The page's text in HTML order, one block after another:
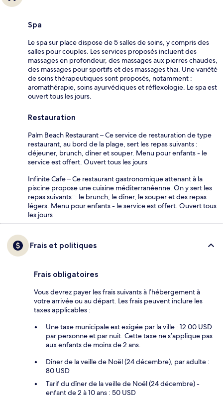
Spa
Le spa sur place dispose de 5 salles de soins, y compris des
salles pour couples. Les services proposés incluent des
massages en profondeur, des massages aux pierres chaudes,
des massages pour sportifs et des massages thaï. Une variété
de soins thérapeutiques sont proposés, notamment :
aromathérapie, soins ayurvédiques et réflexologie. Le spa est
ouvert tous les jours.
Restauration
Palm Beach Restaurant – Ce service de restauration de type
restaurant, au bord de la plage, sert les repas suivants :
déjeuner, brunch, dîner et souper. Menu pour enfants - le
service est offert. Ouvert tous les jours
Infinite Cafe – Ce restaurant gastronomique attenant à la
piscine propose une cuisine méditerranéenne. On y sert les
repas suivants¨: le brunch, le dîner, le souper et des repas
légers. Menu pour enfants - le service est offert. Ouvert tous
les jours
Frais et politiques
Frais obligatoires
Vous devrez payer les frais suivants à l’hébergement à
votre arrivée ou au départ. Les frais peuvent inclure les
taxes applicables :
Une taxe municipale est exigée par la ville : 12.00 USD
par personne et par nuit. Cette taxe ne s’applique pas
aux enfants de moins de 2 ans.
Dîner de la veille de Noël (24 décembre), par adulte :
80 USD
Tarif du dîner de la veille de Noël (24 décembre) -
enfant de 2 à 10 ans : 50 USD